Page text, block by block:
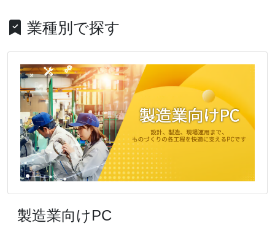
業種別で探す
製造業向けPC